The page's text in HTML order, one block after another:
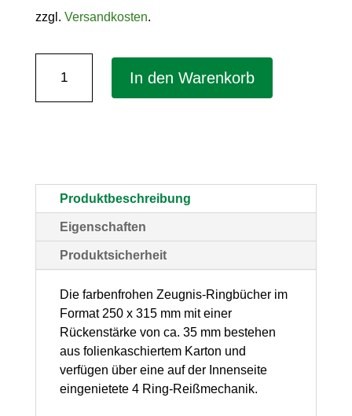
zzgl. Versandkosten.
mit
4-
Ring-
Mechanik,
Menge
In den Warenkorb
Produktbeschreibung
Eigenschaften
Produktsicherheit
Die farbenfrohen Zeugnis-Ringbücher im
Format 250 x 315 mm mit einer
Rückenstärke von ca. 35 mm bestehen
aus folienkaschiertem Karton und
verfügen über eine auf der Innenseite
eingenietete 4 Ring-Reißmechanik.